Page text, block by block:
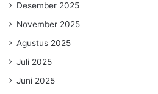
Desember 2025
November 2025
Agustus 2025
Juli 2025
Juni 2025